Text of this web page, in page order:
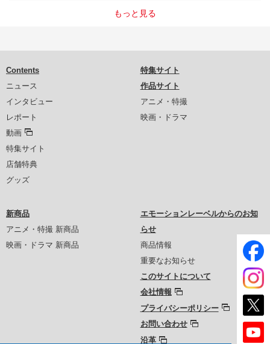
もっと見る
Contents
ニュース
インタビュー
レポート
動画
特集サイト
店舗特典
グッズ
特集サイト
作品サイト
アニメ・特撮
映画・ドラマ
新商品
アニメ・特撮 新商品
映画・ドラマ 新商品
エモーションレーベルからのお知
らせ
商品情報
重要なお知らせ
このサイトについて
会社情報
プライバシーポリシー
お問い合わせ
沿革